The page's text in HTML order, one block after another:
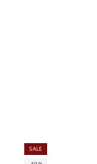
SALE